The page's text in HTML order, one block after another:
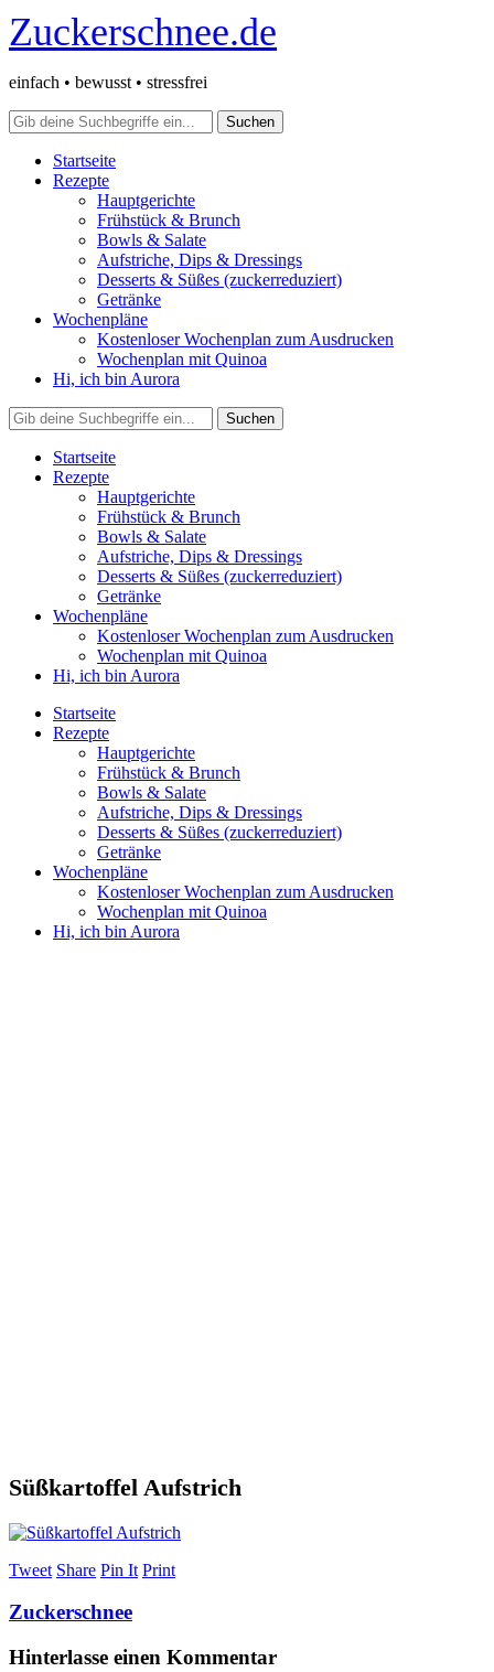
Zuckerschnee.de
einfach • bewusst • stressfrei
Startseite
Rezepte
Hauptgerichte
Frühstück & Brunch
Bowls & Salate
Aufstriche, Dips & Dressings
Desserts & Süßes (zuckerreduziert)
Getränke
Wochenpläne
Kostenloser Wochenplan zum Ausdrucken
Wochenplan mit Quinoa
Hi, ich bin Aurora
Startseite
Rezepte
Hauptgerichte
Frühstück & Brunch
Bowls & Salate
Aufstriche, Dips & Dressings
Desserts & Süßes (zuckerreduziert)
Getränke
Wochenpläne
Kostenloser Wochenplan zum Ausdrucken
Wochenplan mit Quinoa
Hi, ich bin Aurora
Startseite
Rezepte
Hauptgerichte
Frühstück & Brunch
Bowls & Salate
Aufstriche, Dips & Dressings
Desserts & Süßes (zuckerreduziert)
Getränke
Wochenpläne
Kostenloser Wochenplan zum Ausdrucken
Wochenplan mit Quinoa
Hi, ich bin Aurora
Süßkartoffel Aufstrich
Tweet Share Pin It Print
Zuckerschnee
Hinterlasse einen Kommentar